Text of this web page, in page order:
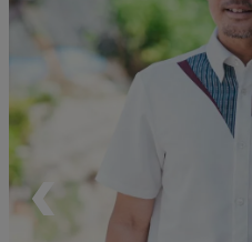
ペア商品
新商品